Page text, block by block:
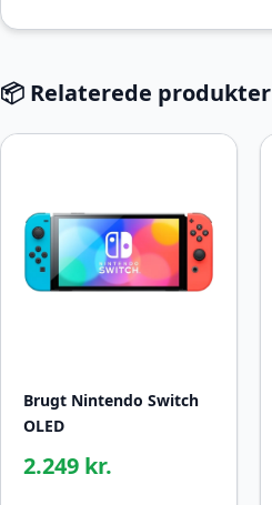
📦 Relaterede produkter
Brugt Nintendo Switch
OLED
2.249 kr.